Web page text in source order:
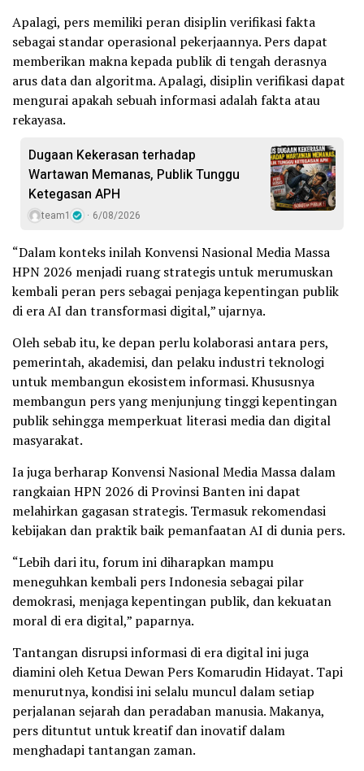
Apalagi, pers memiliki peran disiplin verifikasi fakta
sebagai standar operasional pekerjaannya. Pers dapat
memberikan makna kepada publik di tengah derasnya
arus data dan algoritma. Apalagi, disiplin verifikasi dapat
mengurai apakah sebuah informasi adalah fakta atau
rekayasa.
Dugaan Kekerasan terhadap
Wartawan Memanas, Publik Tunggu
Ketegasan APH
team1 6/08/2026
“Dalam konteks inilah Konvensi Nasional Media Massa
HPN 2026 menjadi ruang strategis untuk merumuskan
kembali peran pers sebagai penjaga kepentingan publik
di era AI dan transformasi digital,” ujarnya.
Oleh sebab itu, ke depan perlu kolaborasi antara pers,
pemerintah, akademisi, dan pelaku industri teknologi
untuk membangun ekosistem informasi. Khususnya
membangun pers yang menjunjung tinggi kepentingan
publik sehingga memperkuat literasi media dan digital
masyarakat.
Ia juga berharap Konvensi Nasional Media Massa dalam
rangkaian HPN 2026 di Provinsi Banten ini dapat
melahirkan gagasan strategis. Termasuk rekomendasi
kebijakan dan praktik baik pemanfaatan AI di dunia pers.
“Lebih dari itu, forum ini diharapkan mampu
meneguhkan kembali pers Indonesia sebagai pilar
demokrasi, menjaga kepentingan publik, dan kekuatan
moral di era digital,” paparnya.
Tantangan disrupsi informasi di era digital ini juga
diamini oleh Ketua Dewan Pers Komarudin Hidayat. Tapi
menurutnya, kondisi ini selalu muncul dalam setiap
perjalanan sejarah dan peradaban manusia. Makanya,
pers dituntut untuk kreatif dan inovatif dalam
menghadapi tantangan zaman.